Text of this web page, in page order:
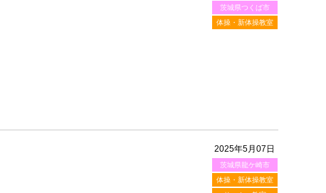
茨城県つくば市
体操・新体操教室
2025年5月07日
茨城県龍ケ崎市
体操・新体操教室